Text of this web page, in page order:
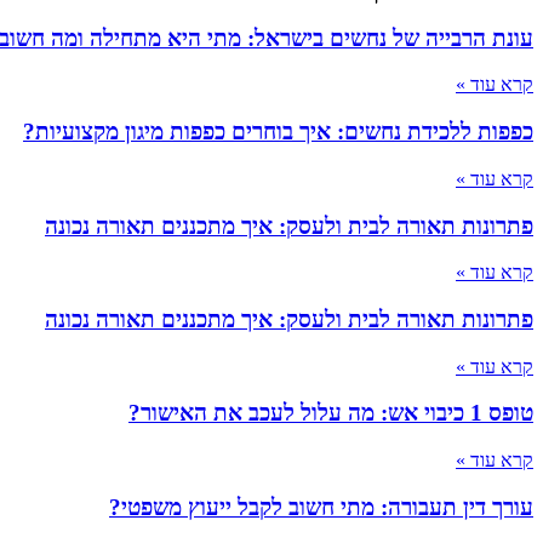
עונת הרבייה של נחשים בישראל: מתי היא מתחילה ומה
קרא עוד »
כפפות ללכידת נחשים: איך בוחרים כפפות מיגון מקצועיות?
קרא עוד »
פתרונות תאורה לבית ולעסק: איך מתכננים תאורה נכונה
קרא עוד »
פתרונות תאורה לבית ולעסק: איך מתכננים תאורה נכונה
קרא עוד »
טופס 1 כיבוי אש: מה עלול לעכב את האישור?
קרא עוד »
עורך דין תעבורה: מתי חשוב לקבל ייעוץ משפטי?